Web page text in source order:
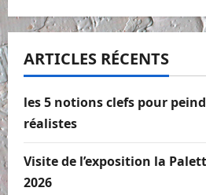
ARTICLES RÉCENTS
les 5 notions clefs pour
réalistes
Visite de l’exposition la
2026